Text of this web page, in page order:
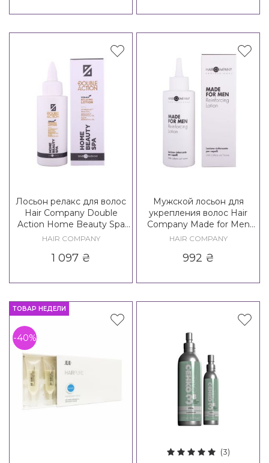
Лосьон релакс для волос
Hair Company Double
Action Home Beauty Spa
Relaxing Lotion
HAIR COMPANY
1 097₴
Мужской лосьон для
укрепления волос Hair
Company Made for Men
Reinforcing Lotion
HAIR COMPANY
992 ₴
ТОВАР НЕДЕЛИ
-40%
(3)